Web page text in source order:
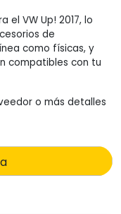
el VW Up! 2017, lo
de
como físicas, y
compatibles con tu
o más detalles